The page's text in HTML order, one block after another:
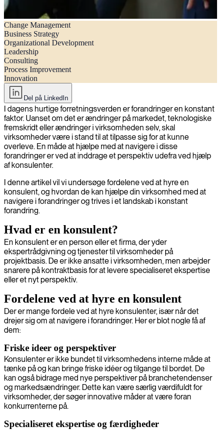
Navigere i forandringer: Hvordan en konsulent kan hjælpe din
virksomhed med at trives
Change Management
Business Strategy
Organizational Development
Leadership
Consulting
Process Improvement
Innovation
Del på LinkedIn
I dagens hurtige forretningsverden er forandringer en konstant
faktor. Uanset om det er ændringer på markedet, teknologiske
fremskridt eller ændringer i virksomheden selv, skal
virksomheder være i stand til at tilpasse sig for at kunne
overleve. En måde at hjælpe med at navigere i disse
forandringer er ved at inddrage et perspektiv udefra ved hjælp
af konsulenter.
I denne artikel vil vi undersøge fordelene ved at hyre en
konsulent, og hvordan de kan hjælpe din virksomhed med at
navigere i forandringer og trives i et landskab i konstant
forandring.
Hvad er en konsulent?
En konsulent er en person eller et firma, der yder
ekspertrådgivning og tjenester til virksomheder på
projektbasis. De er ikke ansatte i virksomheden, men arbejder
snarere på kontraktbasis for at levere specialiseret ekspertise
eller et nyt perspektiv.
Fordelene ved at hyre en konsulent
Der er mange fordele ved at hyre konsulenter, især når det
drejer sig om at navigere i forandringer. Her er blot nogle få af
dem:
Friske ideer og perspektiver
Konsulenter er ikke bundet til virksomhedens interne måde at
tænke på og kan bringe friske idéer og tilgange til bordet. De
kan også bidrage med nye perspektiver på branchetendenser
og markedsændringer. Dette kan være særlig værdifuldt for
virksomheder, der søger innovative måder at være foran
konkurrenterne på.
Specialiseret ekspertise og færdigheder